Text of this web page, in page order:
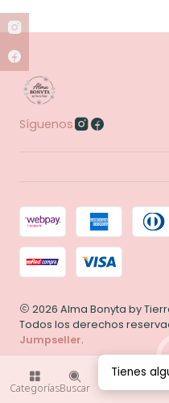
CategoríasBuscar
0
Síguenos
2026 Alma Bonyta by
Todos los derechos
Jumpseller.
Tienes